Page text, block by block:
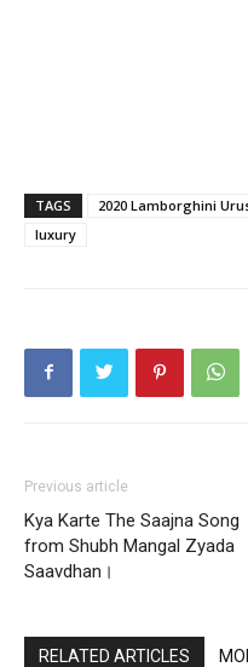
TAGS 2020 Lamborghini
luxury
Previous article
Kya Karte The Saajna Song
from Shubh Mangal Zyada
Saavdhan।
RELATED ARTICLES